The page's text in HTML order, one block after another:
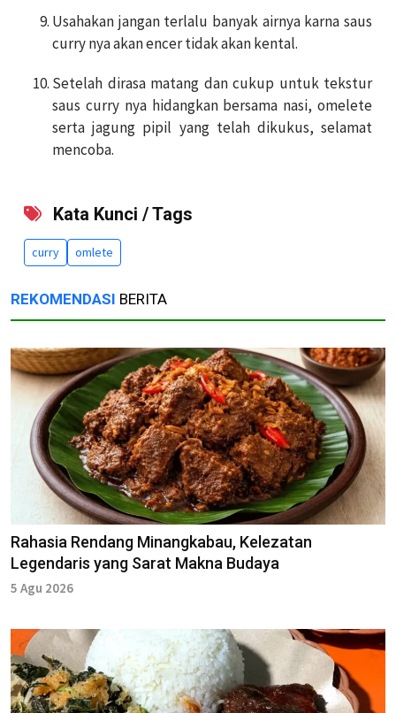
Usahakan jangan terlalu banyak airnya karna saus
curry nya akan encer tidak akan kental.
Setelah dirasa matang dan cukup untuk tekstur
saus curry nya hidangkan bersama nasi, omelete
serta jagung pipil yang telah dikukus, selamat
mencoba.
Kata Kunci / Tags
curry omlete
REKOMENDASI BERITA
Rahasia Rendang Minangkabau, Kelezatan
Legendaris yang Sarat Makna Budaya
5 Agu 2026